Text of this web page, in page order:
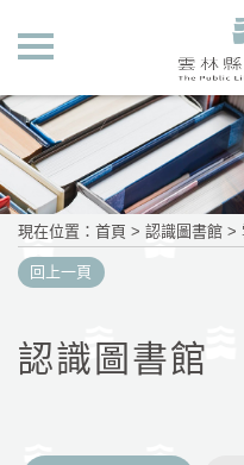
現在位置 ： 首頁 > 認識圖書館 >
回上一頁
認識圖書館